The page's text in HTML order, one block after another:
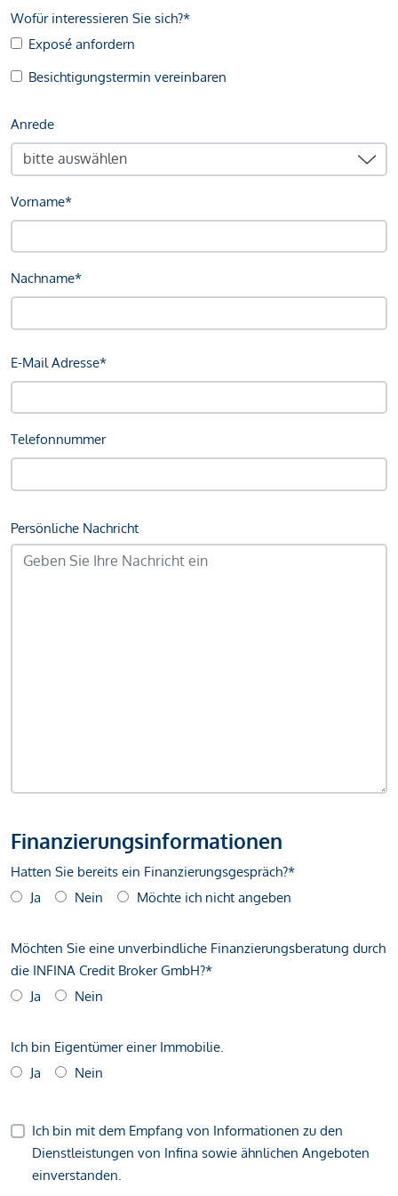
Wofür interessieren Sie sich?*
Exposé anfordern
Besichtigungstermin vereinbaren
Anrede
Vorname*
Nachname*
E-Mail Adresse*
Telefonnummer
Persönliche Nachricht
Finanzierungsinformationen
Hatten Sie bereits ein Finanzierungsgespräch?*
Ja
Nein Möchte ich nicht angeben
Möchten Sie eine unverbindliche Finanzierungsberatung durch
die INFINA Credit Broker GmbH?*
Ja
Nein
Ich bin Eigentümer einer Immobilie.
Ja
Nein
Ich bin mit dem Empfang von Informationen zu den
Dienstleistungen von Infina sowie ähnlichen Angeboten
einverstanden.